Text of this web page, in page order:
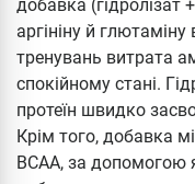
добавка (гідролізат
аргініну й
тренувань витрата
спокійному стані.
протеїн швидко
Крім того, добавка
ВСАА, за допомогою